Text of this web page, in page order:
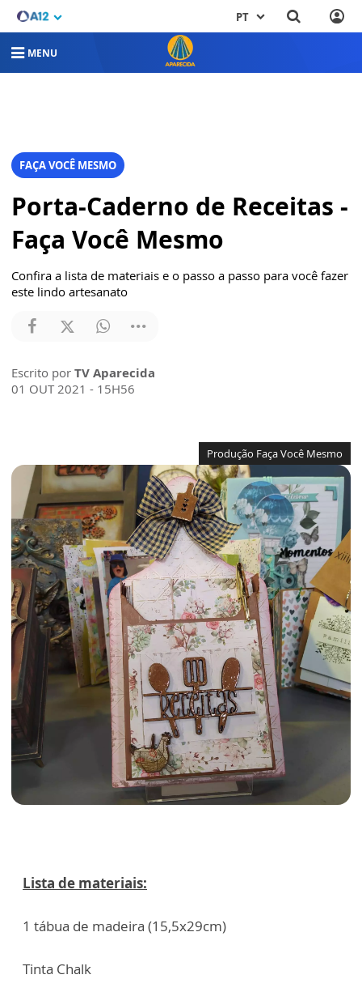
PT
MENU
FAÇA VOCÊ MESMO
Porta-Caderno de Receitas -
Faça Você Mesmo
Confira a lista de materiais e o passo a passo para você fazer
este lindo artesanato
Escrito por TV Aparecida
01 OUT 2021 - 15H56
Produção Faça Você Mesmo
Lista de materiais:
1 tábua de madeira (15,5x29cm)
Tinta Chalk